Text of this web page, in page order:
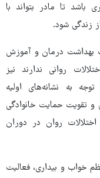
تا مادر بتواند با
زندگی شود.
بهداشت درمان و آموزش
روانی ندارند نیز
به نشانه‌های اولیه
تقویت حمایت خانوادگی
روان در دوران
خواب و بیداری، فعالیت